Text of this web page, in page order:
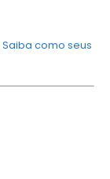
Saiba como seus